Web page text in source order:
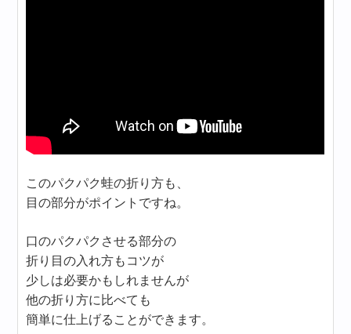
このパクパク蛙の折り方も、
目の部分がポイントですね。
口のパクパクさせる部分の
折り目の入れ方もコツが
少しは必要かもしれませんが
他の折り方に比べても
簡単に仕上げることができます。